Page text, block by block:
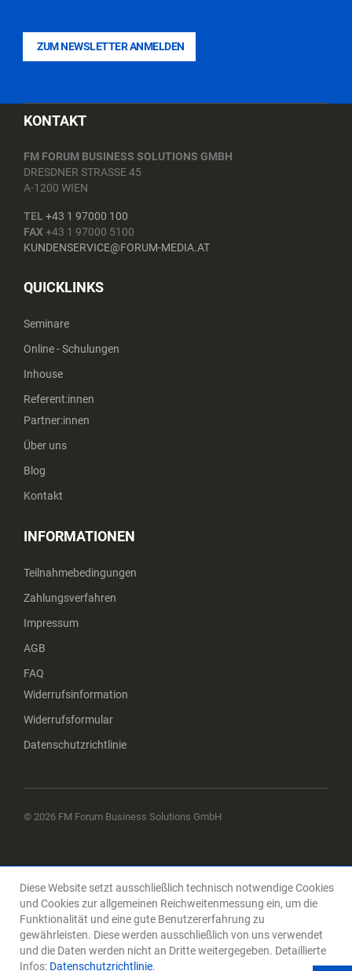
ZUM NEWSLETTER ANMELDEN
KONTAKT
FM FORUM BUSINESS SOLUTIONS GMBH
DRESDNER STRASSE 45
A-1200 WIEN
TEL +43 1 97000 100
FAX+43 1 97000 5100
KUNDENSERVICE@FORUM-MEDIA.AT
QUICKLINKS
Seminare
Online - Schulungen
Inhouse
Referent:innen
Partner:innen
Über uns
Blog
Kontakt
INFORMATIONEN
Teilnahmebedingungen
Zahlungsverfahren
Impressum
AGB
FAQ
Widerrufsinformation
Widerrufsformular
Datenschutzrichtlinie
© 2026 FM Forum Business Solutions GmbH
Diese Website setzt ausschließlich technisch notwendige Cookies
und Cookies zur allgemeinen Reichweitenmessung ein, um die
Funktionalität und eine gute Benutzererfahrung zu
gewährleisten. Diese werden ausschließlich von uns verwendet
und die Daten werden nicht an Dritte weitergegeben. Detaillierte
Infos: Datenschutzrichtlinie.